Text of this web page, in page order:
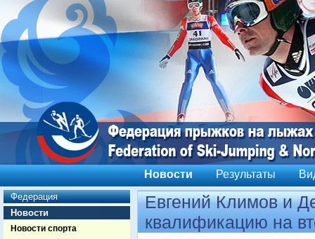
Новости Результаты
Федерация
Новости
Новости спорта
Евгений Климов и
квалификацию на